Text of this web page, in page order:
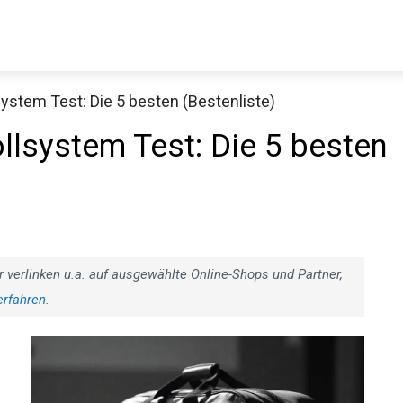
Test: Die 5 besten (Bestenliste)
Test: Die 5 besten
u.a. auf ausgewählte Online-Shops und Partner,
.
Decathlon Sale
Jetzt anschauen